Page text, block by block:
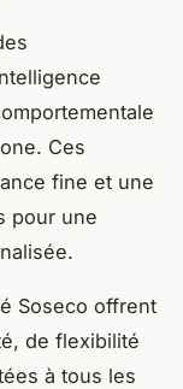
Ces
fine et une
pour une
Soseco offrent
de flexibilité
à tous les